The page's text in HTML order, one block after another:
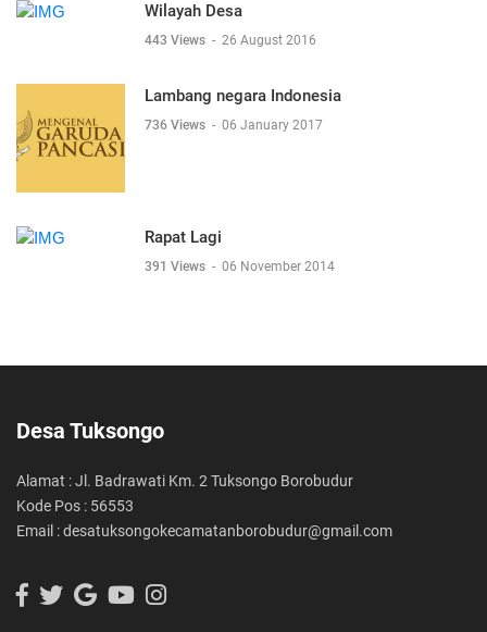
Wilayah Desa
443 Views - 26 August 2016
Lambang negara Indonesia
736 Views - 06 January 2017
Rapat Lagi
391 Views - 06 November 2014
Desa Tuksongo
Alamat : Jl. Badrawati Km. 2 Tuksongo Borobudur
Kode Pos : 56553
Email : desatuksongokecamatanborobudur@gmail.com